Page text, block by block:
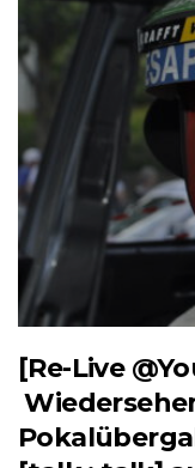
[Re-Live